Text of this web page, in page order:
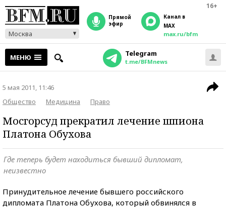
16+
Москва
прямой
эфир
Канал в
MAX
max.ru/bfm
МЕНЮ Telegram
t.me/BFMnews
5 мая 2011, 11:46
Общество
Медицина Право
Мосгорсуд прекратил лечение шпиона
Платона Обухова
Где теперь будет находиться бывший дипломат,
неизвестно
Принудительное лечение бывшего российского
дипломата Платона Обухова, который обвинялся в